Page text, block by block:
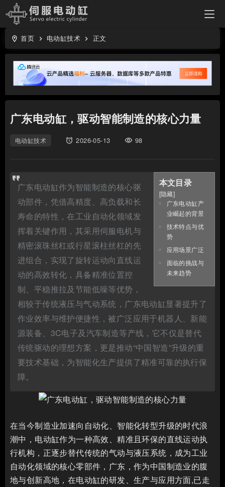
location_on 首页 keyboard_arrow_right 电动缸技术 keyboard_arrow_right 正文
广东电动缸，驱动智能制造的核心力量
电动缸技术 access_alarms 2026-05-13 visibility 98
本文目录
[隐藏]
广东电动缸产
业崛起的背景
技术特点与优
势
应用场景广泛
面临的挑战与
未来趋势
广东电动缸作为智能制造的核心驱
动部件，凭借高精度、高负载和长
寿命的特性，在工业自动化领域发
挥着关键作用，其采用伺服电机与
精密滚珠丝杠或行星滚柱丝杠的先
进组合，实现了旋转运动向直线运
动的高效转化，具备精准位置控
制、平稳推拉及节能低噪等优势，
相较于传统液压与气动系统，广东电动缸显著提升了
作业效率与维护便捷性，被广泛应用于机器人、新能
源装备、3C电子及汽车制造等产线，它不仅是替代
传统驱动的理想方案，更是推动“中国智造”升级的重
要技术基础，为智能化生产提供了精准可靠的执行保
障。
在当今制造业加速向自动化、智能化转型升级的时代浪
潮中，电动缸作为一种高效、精准且环保的直线运动执
行机构，正逐步替代传统的气动与液压系统，成为工业
自动化领域的核心零部件，广东，作为中国制造业的腹
地与创新高地，在电动缸的研发、生产与应用方面,已走